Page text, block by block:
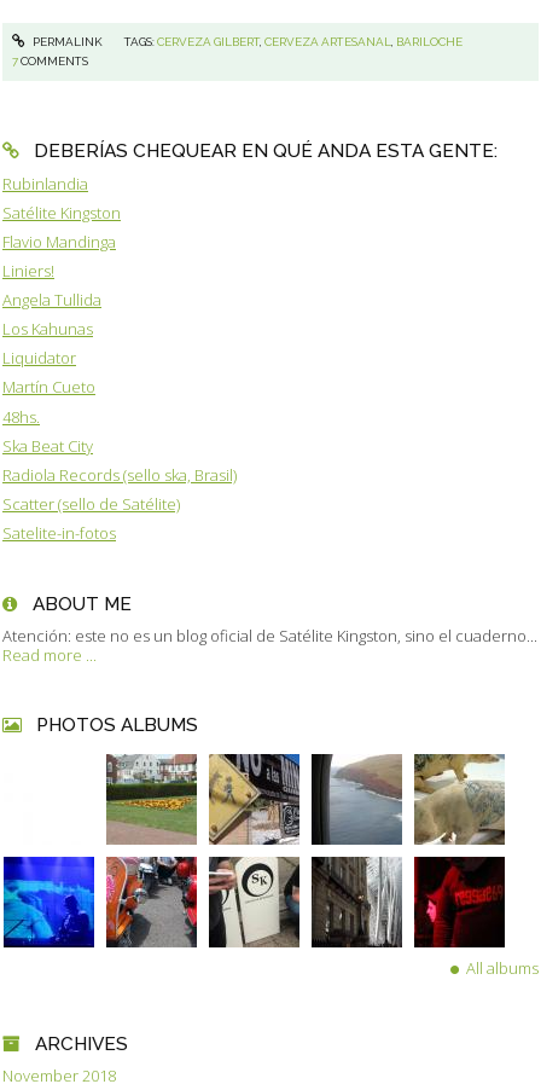
PERMALINK TAGS:CERVEZA GILBERT, CERVEZA ARTESANAL
BARILOCHE
7COMMENTS
DEBERÍAS CHEQUEAR EN QUÉ ANDA ESTA GENTE:
Rubinlandia
Satélite Kingston
Flavio Mandinga
Liniers!
Angela Tullida
Los Kahunas
Liquidator
Martín Cueto
48hs.
Ska Beat City
Radiola Records (sello ska, Brasil)
Scatter (sello de Satélite)
Satelite-in-fotos
ABOUT ME
Atención: este no es un blog oficial de Satélite Kingston, sino el cuaderno...
Read more ...
PHOTOS ALBUMS
All albums
ARCHIVES
November 2018